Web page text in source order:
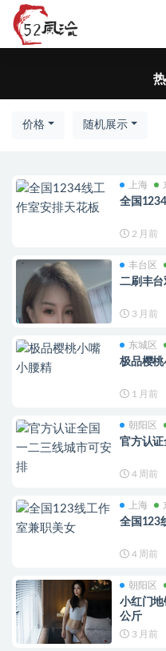
价格 随机展示
上海
全国
2 月前
丰台区
二刷丰
3 月前
东城区
极品樱
1 月前
朝阳区
官方认
4 周前
上海
全国123
4 周前
朝阳区
小红门
公斤
3 月前